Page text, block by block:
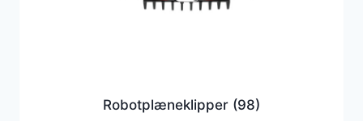
Robotplæneklipper (98)